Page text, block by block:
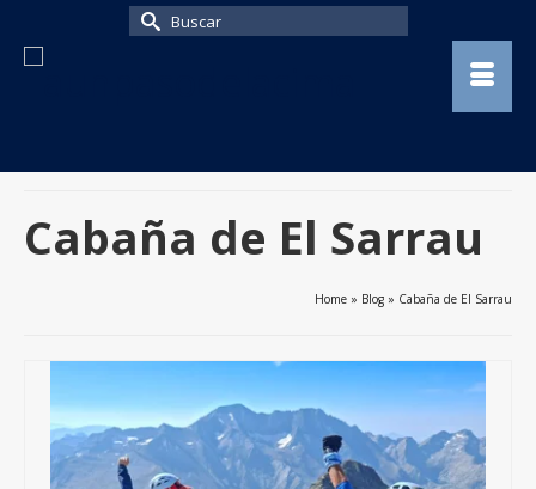
Buscar
Cabaña de El Sarrau
Home » Blog » Cabaña de El Sarrau